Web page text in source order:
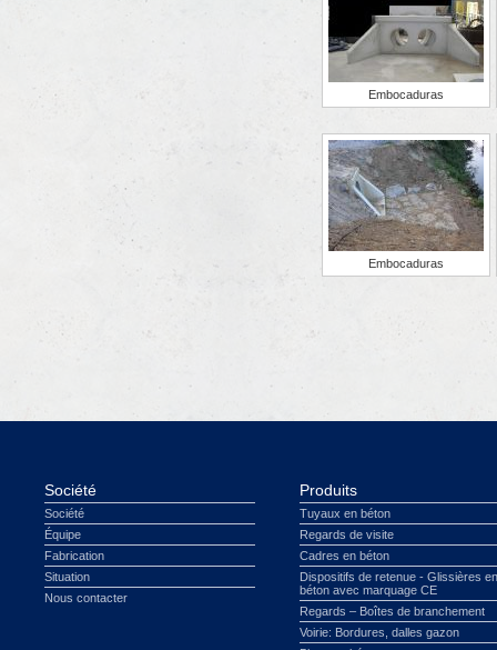
Embocaduras
Embocaduras
Société
Société
Équipe
Fabrication
Situation
Nous contacter
Produits
Tuyaux en béton
Regards de visite
Cadres en béton
Dispositifs de retenue - Glissières en
béton avec marquage CE
Regards – Boîtes de branchement
Voirie: Bordures, dalles gazon